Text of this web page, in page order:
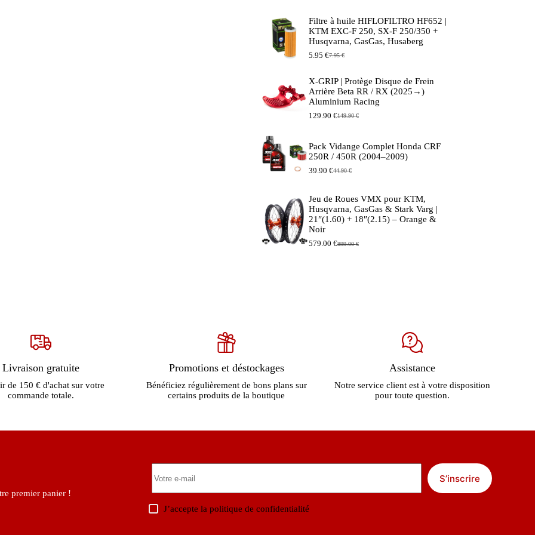
Filtre à huile HIFLOFILTRO HF652 |
KTM EXC-F 250, SX-F 250/350 +
Husqvarna, GasGas, Husaberg
7.95€
Le
initial
était :
7.95 €.
5.95 €
Le
actuel
est :
5.95 €.
X-GRIP | Protège Disque de Frein
Arrière Beta RR / RX (2025→)
Aluminium Racing
149.90€
Le
était :
149.90 €.
129.90 €
Le
est :
129.90 €.
Pack Vidange Complet Honda CRF
250R / 450R (2004–2009)
44.90€
Le
était :
44.90 €.
39.90 €
Le
est :
39.90 €.
Jeu de Roues VMX pour KTM,
Husqvarna, GasGas & Stark Varg |
21″(1.60) + 18″(2.15) – Orange &
Noir
899.00€
Le
579.00 €
Le
Livraison gratuite
de 150 € d'achat sur votre
commande totale.
Promotions et déstockages
Bénéficiez régulièrement de bons plans sur
certains produits de la boutique
Assistance
Notre service client est à votre disposition
pour toute question.
premier panier !
S’inscrire
J’accepte lapolitique de confidentialité